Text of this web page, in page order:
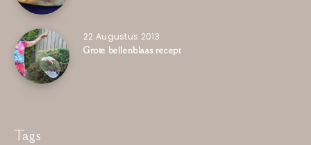
22 Augustus 2013
Grote bellenblaas recept
Tags